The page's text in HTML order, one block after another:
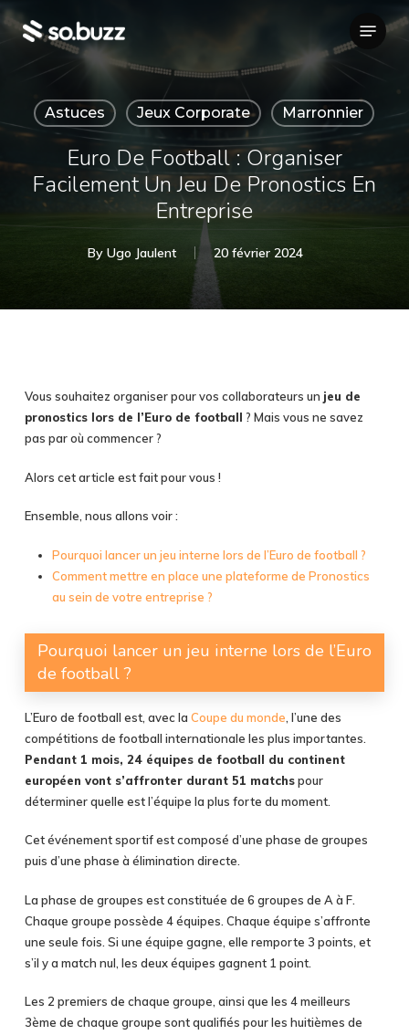
Skip
to
Menu
Astuces Jeux Corporate Marronnier
Euro De Football : Organiser
Facilement Un Jeu De Pronostics En
Entreprise
By Ugo Jaulent 20 février 2024
Vous souhaitez organiser pour vos collaborateurs un jeu de
pronostics lors de l’Euro de football ? Mais vous ne savez
pas par où commencer ?
Alors cet article est fait pour vous !
Ensemble, nous allons voir :
Pourquoi lancer un jeu interne lors de l’Euro de football ?
Comment mettre en place une plateforme de Pronostics
au sein de votre entreprise ?
Pourquoi lancer un jeu interne lors de l’Euro
de football ?
L’Euro de football est, avec laCoupe du monde , l’une des
compétitions de football internationale les plus importantes.
Pendant 1 mois, 24 équipes de football du continent
européen vont s’affronter durant 51 matchspour
déterminer quelle est l’équipe la plus forte du moment.
Cet événement sportif est composé d’une phase de groupes
puis d’une phase à élimination directe.
La phase de groupes est constituée de 6 groupes de A à F.
Chaque groupe possède 4 équipes. Chaque équipe s’affronte
une seule fois. Si une équipe gagne, elle remporte 3 points, et
s’il y a match nul, les deux équipes gagnent 1 point.
Les 2 premiers de chaque groupe, ainsi que les 4 meilleurs
3ème de chaque groupe sont qualifiés pour les huitièmes de